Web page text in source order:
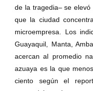
de la tragedia– se
que la ciudad
microempresa. Los
Guayaquil, Manta,
acercan al promedio
azuaya es la que
ciento según el